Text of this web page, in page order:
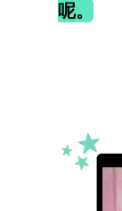
呢。